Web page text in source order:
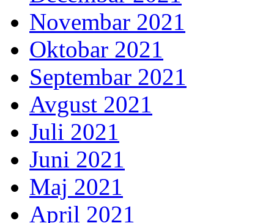
Novembar 2021
Oktobar 2021
Septembar 2021
Avgust 2021
Juli 2021
Juni 2021
Maj 2021
April 2021